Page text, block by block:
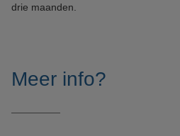
drie maanden.
Meer info?